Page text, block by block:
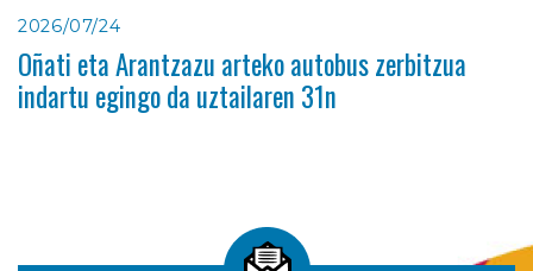
2026/07/24
Oñati eta Arantzazu arteko autobus zerbitzua
indartu egingo da uztailaren 31n